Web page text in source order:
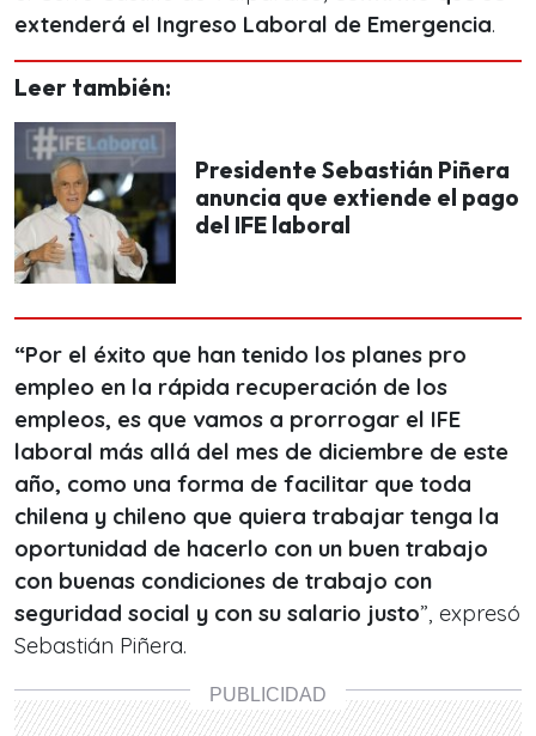
extenderá el Ingreso Laboral de Emergencia.
Leer también:
Presidente Sebastián Piñera
anuncia que extiende el pago
del IFE laboral
“Por el éxito que han tenido los planes pro
empleo en la rápida recuperación de los
empleos, es que vamos a prorrogar el IFE
laboral más allá del mes de diciembre de este
año, como una forma de facilitar que toda
chilena y chileno que quiera trabajar tenga la
oportunidad de hacerlo con un buen trabajo
con buenas condiciones de trabajo con
seguridad social y con su salario justo”, expresó
Sebastián Piñera.